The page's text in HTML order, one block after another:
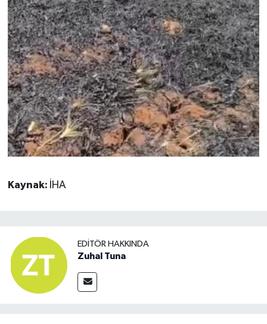
Kaynak: İHA
EDITÖR HAKKINDA
Zuhal Tuna